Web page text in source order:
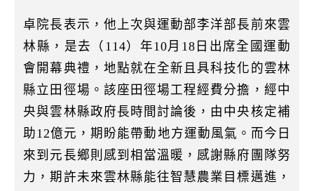
卓院長表示，他上次與運動部李洋部長前來雲
林縣，是去（114）年10月18日出席全國運動
會開幕典禮，地點就在全新且具科技化的雲林
縣立田徑場。該座田徑場工程經費分擔，經中
央與雲林縣政府長時間討論後，由中央核定補
助12億元，期盼能帶動地方運動風氣。而今日
來到元長鄉則感到相當溫暖，感謝縣府團隊努
力，期許未來雲林縣能往智慧農業目標邁進，